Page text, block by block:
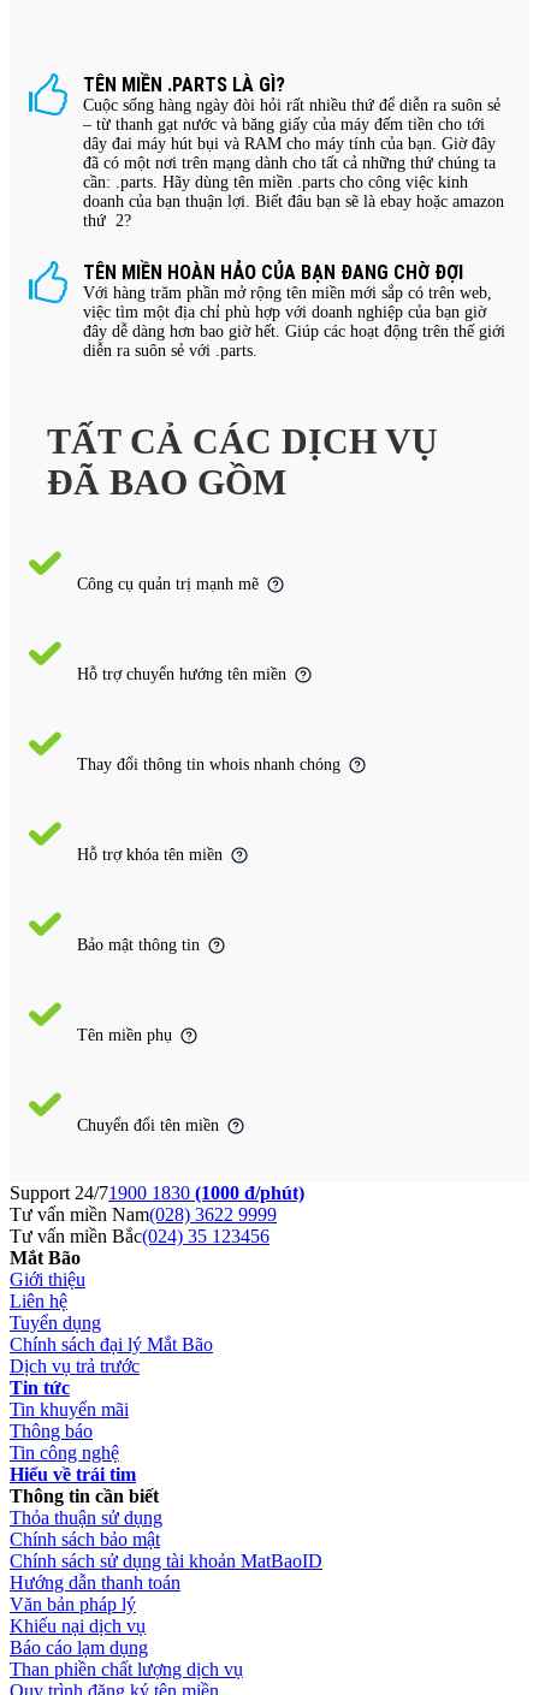
TÊN MIỀN .PARTS LÀ GÌ?
Cuộc sống hàng ngày đòi hỏi rất nhiều thứ để diễn ra suôn sẻ
– từ thanh gạt nước và băng giấy của máy đếm tiền cho tới
dây đai máy hút bụi và RAM cho máy tính của bạn. Giờ đây
đã có một nơi trên mạng dành cho tất cả những thứ chúng ta
cần: .parts. Hãy dùng tên miền .parts cho công việc kinh
doanh của bạn thuận lợi. Biết đâu bạn sẽ là ebay hoặc amazon
thứ 2?
TÊN MIỀN HOÀN HẢO CỦA BẠN ĐANG CHỜ ĐỢI
Với hàng trăm phần mở rộng tên miền mới sắp có trên web,
việc tìm một địa chỉ phù hợp với doanh nghiệp của bạn giờ
đây dễ dàng hơn bao giờ hết. Giúp các hoạt động trên thế giới
diễn ra suôn sẻ với .parts.
TẤT CẢ CÁC DỊCH VỤ
ĐÃ BAO GỒM
Công cụ quản trị mạnh mẽ
Hỗ trợ chuyển hướng tên miền
Thay đổi thông tin whois nhanh chóng
Hỗ trợ khóa tên miền
Bảo mật thông tin
Tên miền phụ
Chuyển đổi tên miền
Support 24/71900 1830 (1000 đ/phút)
Tư vấn miền Nam(028) 3622 9999
Tư vấn miền Bắc(024) 35 123456
Mắt Bão
Giới thiệu
Liên hệ
Tuyển dụng
Chính sách đại lý Mắt Bão
Dịch vụ trả trước
Tin tức
Tin khuyến mãi
Thông báo
Tin công nghệ
Hiểu về trái tim
Thông tin cần biết
Thỏa thuận sử dụng
Chính sách bảo mật
Chính sách sử dụng tài khoản MatBaoID
Hướng dẫn thanh toán
Văn bản pháp lý
Khiếu nại dịch vụ
Báo cáo lạm dụng
Than phiền chất lượng dịch vụ
Quy trình đăng ký tên miền